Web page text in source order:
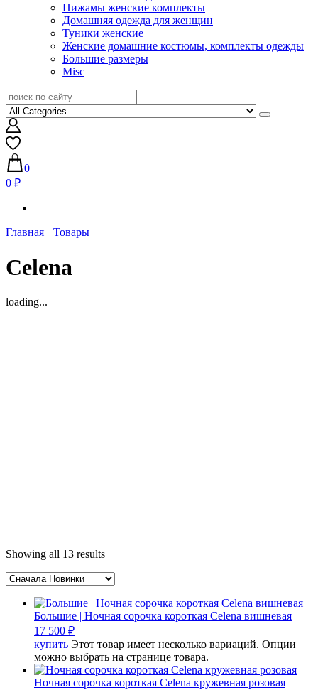
Пижамы женские комплекты
Домашняя одежда для женщин
Туники женские
Женские домашние костюмы, комплекты одежды
Большие размеры
Misc
0
0 ₽
Главная Товары
Celena
loading...
Showing all 13 results
Большие | Ночная сорочка короткая Celena вишневая
17 500 ₽
купить Этот товар имеет несколько вариаций. Опции
можно выбрать на странице товара.
Ночная сорочка короткая Celena кружевная розовая